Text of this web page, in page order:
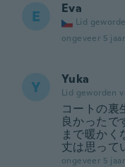
E Eva
Lid
ongeveer 5
Y Yuka
Lid geworden
コートの裏
良かったで
まで暖かく
丈は思って
ongeveer 5